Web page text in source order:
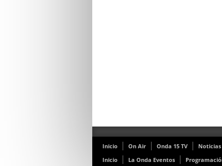
Inicio On Air Onda 15 TV Noticias
Inicio
La Onda Eventos